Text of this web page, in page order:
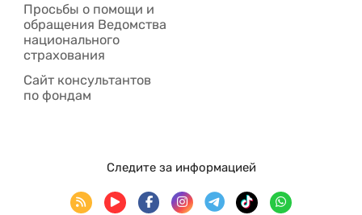
Просьбы о помощи и
обращения Ведомства
национального
страхования
Сайт консультантов
по фондам
Следите за информацией